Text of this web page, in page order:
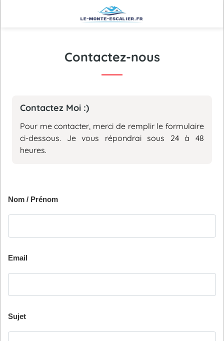
Contactez-nous
Contactez Moi :)
Pour me contacter, merci de remplir le formulaire
ci-dessous. Je vous répondrai sous 24 à 48
heures.
Nom / Prénom
Email
Sujet